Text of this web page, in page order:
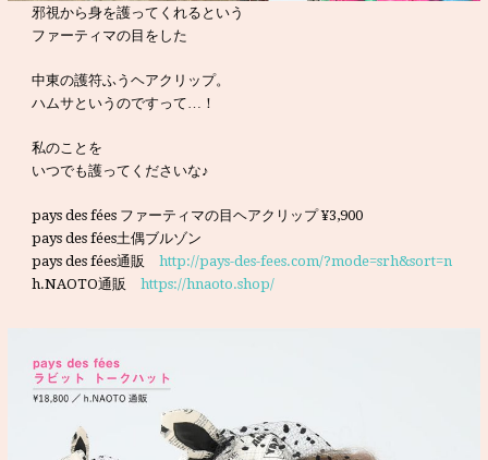
邪視から身を護ってくれるという
ファーティマの目をした
中東の護符ふうヘアクリップ。
ハムサというのですって…！
私のことを
いつでも護ってくださいな♪
pays des fées ファーティマの目ヘアクリップ ¥3,900
pays des fées土偶ブルゾン
pays des fées通販http://pays-des-fees.com/?mode=srh&sort=n
h.NAOTO通販https://hnaoto.shop/